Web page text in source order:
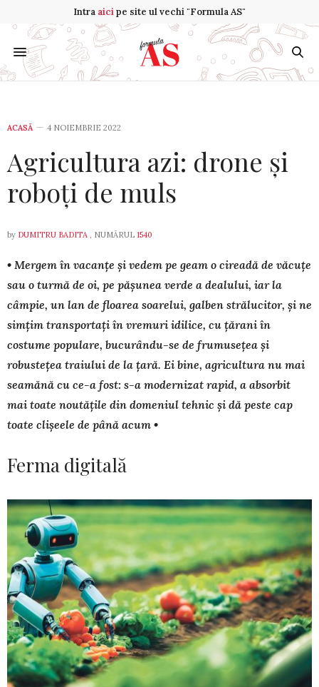
Intra aicipe site ul vechi "Formula AS"
ACASĂ 4 NOIEMBRIE 2022
Agricultura azi: drone și
roboți de muls
by DUMITRU BADITA , NUMĂRUL 1540
• Mergem în vacanțe și vedem pe geam o cireadă de văcuțe
sau o turmă de oi, pe pășunea verde a dealului, iar la
câmpie, un lan de floarea soarelui, galben strălucitor, și ne
simțim transportați în vremuri idilice, cu țărani în
costume populare, bucurându-se de frumusețea și
robustețea traiului de la țară. Ei bine, agricultura nu mai
seamănă cu ce-a fost: s-a modernizat rapid, a absorbit
mai toate noutățile din domeniul tehnic și dă peste cap
toate clișeele de până acum •
Ferma digitală